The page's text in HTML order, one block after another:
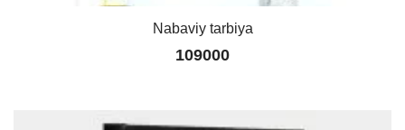
Nabaviy tarbiya
109000